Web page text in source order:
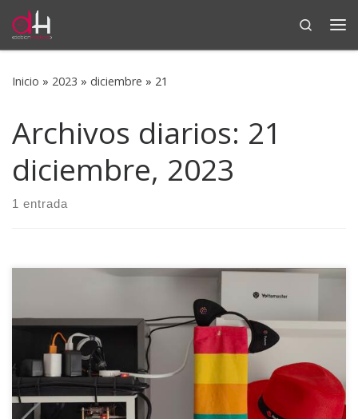
Saltar al contenido
Search
Inicio » 2023 » diciembre » 21
Archivos diarios: 21
diciembre, 2023
1 entrada
Durante el último año y medio me ha estado rondando la
cabeza la idea de tener más espacio de almacenamiento
disponible en canelo, el servidor de casa pero quería
hacerlo de una forma diferente a como hasta entonces,
cuando añadía nuevos discos duros externos por USB.
Además de generar calor, […]